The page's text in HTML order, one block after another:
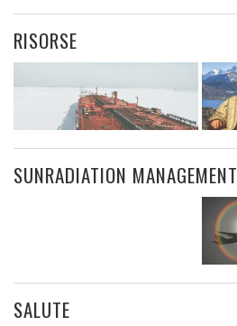
RISORSE
SUNRADIATION MANAGEMENT
SALUTE